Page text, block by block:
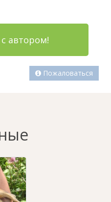
автором!
Пожаловаться